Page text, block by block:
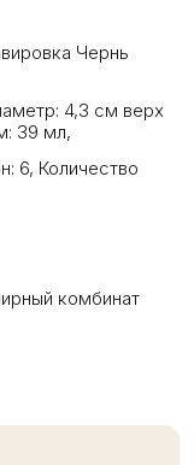
Чернь
4,3 см верх
39 мл,
6, Количество
комбинат